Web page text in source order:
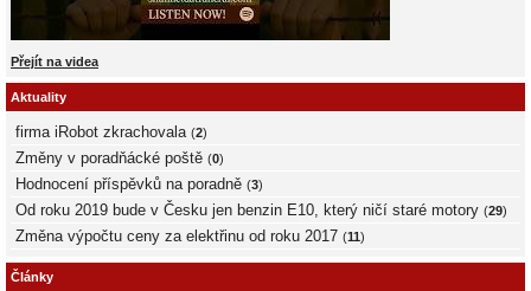
Přejít na videa
Aktuality
firma iRobot zkrachovala (2)
Změny v poradňácké poště (0)
Hodnocení příspěvků na poradně (3)
Od roku 2019 bude v Česku jen benzin E10, který ničí staré motory (29)
Změna výpočtu ceny za elektřinu od roku 2017 (11)
Články